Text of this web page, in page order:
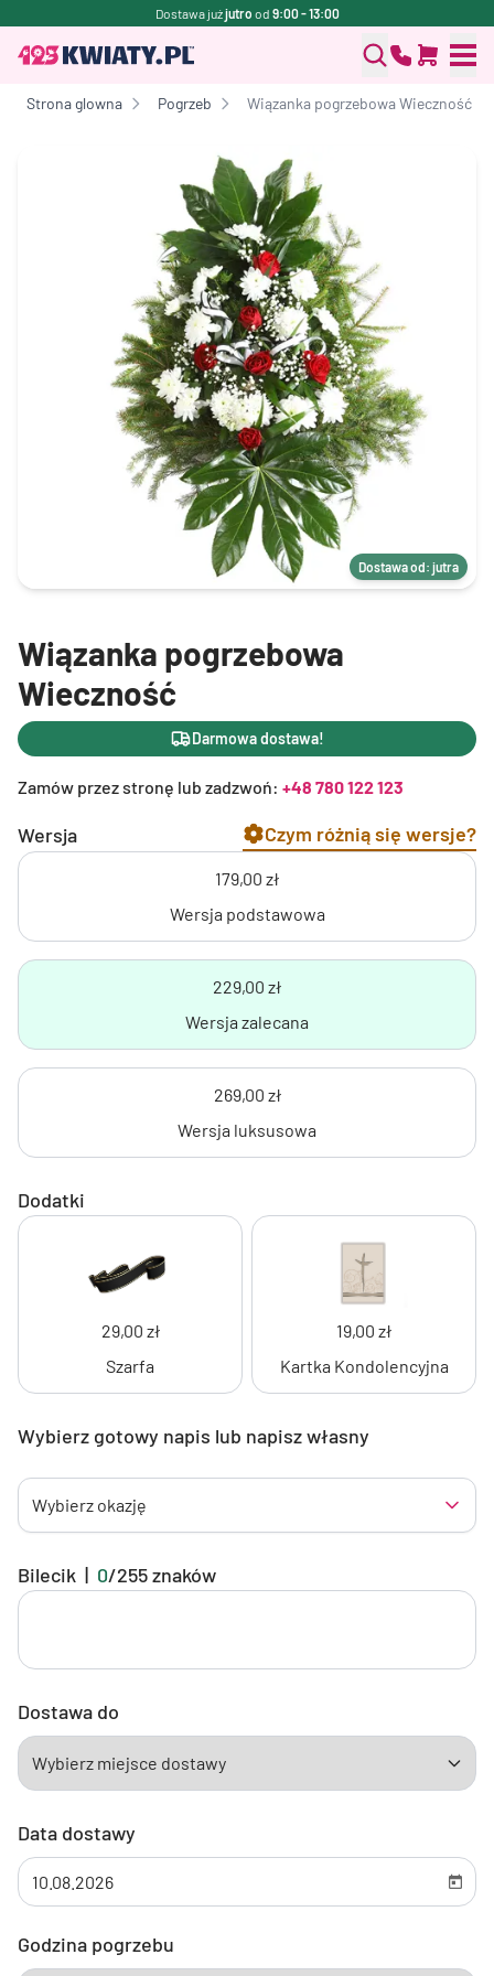
Dostawa jużjutro od 9:00 - 13:00
Strona glowna Pogrzeb Wiązanka pogrzebowa Wieczność
Dostawa od: jutra
Wiązanka pogrzebowa
Wieczność
Darmowa dostawa!
Zamów przez stronę lub zadzwoń: +48 780 122 123
Wersja Czym różnią się wersje?
179,00 zł
Wersja podstawowa
229,00 zł
Wersja zalecana
269,00 zł
Wersja luksusowa
Dodatki
29,00 zł
Szarfa
19,00 zł
Kartka Kondolencyjna
Wybierz gotowy napis lub napisz własny
Wybierz okazję
Bilecik | 0/255znaków
Dostawa do
Data dostawy
Godzina pogrzebu